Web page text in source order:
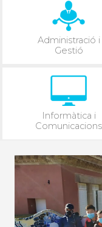
Administració i
Gestió
Informàtica i
Comunicacions